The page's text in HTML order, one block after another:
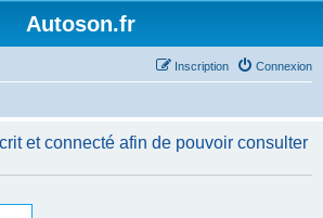
Autoson.fr
Connexion
Inscription
et connecté afin de pouvoir consulter